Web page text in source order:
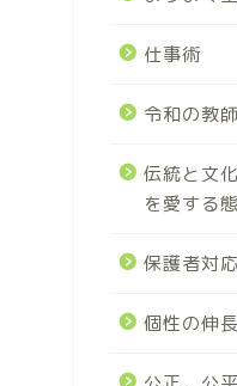
仕事術
令和の教
伝統と文
を愛する
保護者対応
個性の伸長